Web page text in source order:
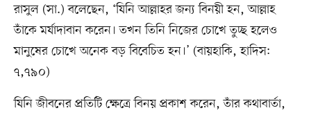
রাসুল (সা.) বলেছেন, ‘যিনি আল্লাহর জন্য বিনয়ী হন, আল্লাহ
তাঁকে মর্যাদাবান করেন। তখন তিনি নিজের চোখে তুচ্ছ হলেও
মানুষের চোখে অনেক বড় বিবেচিত হন।’ (বায়হাকি, হাদিস:
৭,৭৯০)
যিনি জীবনের প্রতিটি ক্ষেত্রে বিনয় প্রকাশ করেন, তাঁর কথাবার্তা,